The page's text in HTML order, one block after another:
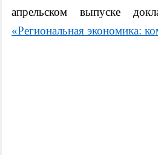
апрельском выпуске
«Региональная экономика: